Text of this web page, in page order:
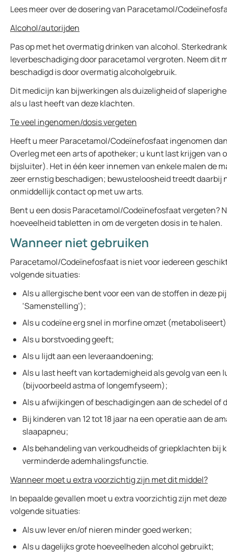
Lees meer over de dosering van Paracetamol/
Alcohol/autorijden
Pas op met het overmatig drinken van alcohol.
leverbeschadiging door paracetamol vergroten. Neem dit
beschadigd is door overmatig alcoholgebruik.
Dit medicijn kan bijwerkingen als duizeligheid of
als u last heeft van deze klachten.
Te veel ingenomen/dosis vergeten
Heeft u meer Paracetamol/Codeïnefosfaat ingenomen
Overleg met een arts of apotheker; u kunt last krijgen van
bijsluiter). Het in één keer innemen van enkele malen de
zeer ernstig beschadigen; bewusteloosheid treedt daarbij
onmiddellijk contact op met uw arts.
Bent u een dosis Paracetamol/Codeïnefosfaat vergeten?
hoeveelheid tabletten in om de vergeten dosis in te halen.
Wanneer niet gebruiken
Paracetamol/Codeïnefosfaat is niet voor iedereen
volgende situaties:
Als u allergische bent voor een van de stoffen in deze
‘Samenstelling’);
Als u codeïne erg snel in morfine omzet
Als u borstvoeding geeft;
Als u lijdt aan een leveraandoening;
Als u last heeft van kortademigheid als gevolg van
(bijvoorbeeld astma of longemfyseem);
Als u afwijkingen of beschadigingen aan de schedel of
Bij kinderen van 12 tot 18 jaar na een operatie aan de
slaapapneu;
Als behandeling van verkoudheids of griepklachten bij
verminderde ademhalingsfunctie.
Wanneer moet u extra voorzichtig zijn met dit middel?
In bepaalde gevallen moet u extra voorzichtig zijn met
volgende situaties:
Als uw lever en/of nieren minder goed werken;
Als u dagelijks grote hoeveelheden alcohol gebruikt;